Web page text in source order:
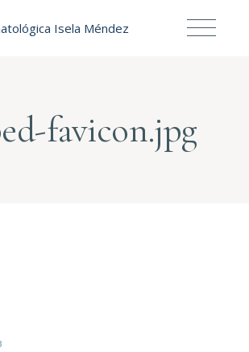
favicon.jpg